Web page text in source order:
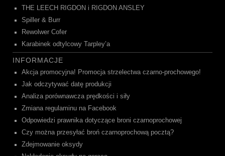
THE LEECH RIGDON i RIGDON ANSLEY
Spiller & Burr
Rewolwer Cofer
Karabinek odtylcowy Tarpley’a
INFORMACJE
Akcja promocyjna! Promocja strzelectwa czarno-prochowego!
Jak odczytywać datę produkcji
Analiza porównawcza prędkości i siły
Zmiana regulaminu na Facebook
Odpowiedzi prawnika dotyczące broni czarnoprochowej
Czy można przesyłać broń czarnoprochową pocztą?
Zdejmowanie oksydy